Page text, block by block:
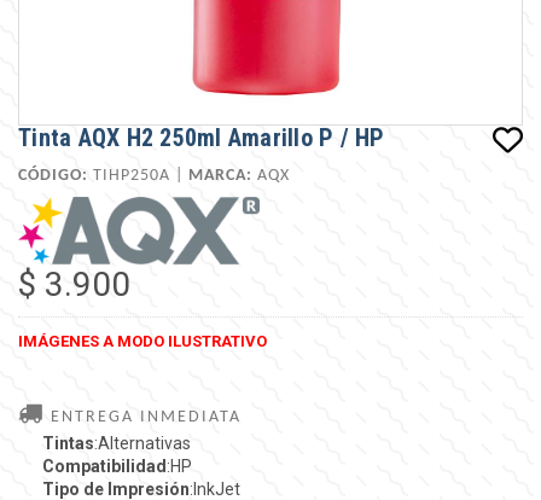
Tinta AQX H2 250ml Amarillo P / HP
CÓDIGO: TIHP250A | MARCA: AQX
$ 3.900
IMÁGENES A MODO ILUSTRATIVO
ENTREGA INMEDIATA
Tintas:Alternativas
Compatibilidad :HP
Tipo de Impresión:InkJet